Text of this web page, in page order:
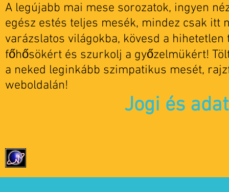
A legújabb mai mese sorozatok, ingyen
egész estés teljes mesék, mindez csak itt
varázslatos világokba, kövesd a
főhősökért és szurkolj a győzelmükért!
a neked leginkább szimpatikus mesét,
weboldalán!
Jogi és